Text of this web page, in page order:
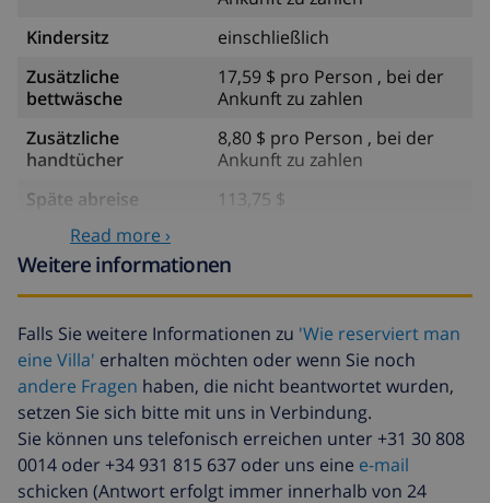
Kindersitz
einschließlich
Zusätzliche
bettwäsche
17,59 $ pro Person , bei der
Ankunft zu zahlen
Zusätzliche
handtücher
8,80 $ pro Person , bei der
Ankunft zu zahlen
Späte abreise
113,75 $
Zusätzliche
reinigung
Energieverbrauch
Reiserücktrittsfonds:
4.80% der Gesamtsumme
Read more ›
Weitere informationen
Falls Sie weitere Informationen zu 'Wie reserviert man
eine Villa' erhalten möchten oder wenn Sie noch
andere Fragen haben, die nicht beantwortet wurden,
setzen Sie sich bitte mit uns in Verbindung.
Sie können uns telefonisch erreichen unter +31 30 808
0014 oder +34 931 815 637 oder uns eine e-mail
schicken (Antwort erfolgt immer innerhalb von 24